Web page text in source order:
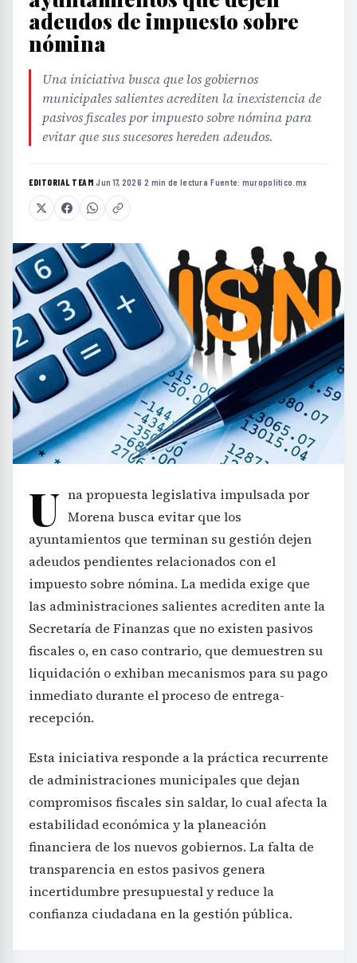
adeudos de impuesto sobre
nómina
Una iniciativa busca que los gobiernos
municipales salientes acrediten la inexistencia de
pasivos fiscales por impuesto sobre nómina para
evitar que sus sucesores hereden adeudos.
EDITORIAL TEAM·Jun 17, 2026·2 min de lectura·Fuente: muropolitico.mx
U na propuesta legislativa impulsada por
Morena busca evitar que los
ayuntamientos que terminan su gestión dejen
adeudos pendientes relacionados con el
impuesto sobre nómina. La medida exige que
las administraciones salientes acrediten ante la
Secretaría de Finanzas que no existen pasivos
fiscales o, en caso contrario, que demuestren su
liquidación o exhiban mecanismos para su pago
inmediato durante el proceso de entrega-
recepción.
Esta iniciativa responde a la práctica recurrente
de administraciones municipales que dejan
compromisos fiscales sin saldar, lo cual afecta la
estabilidad económica y la planeación
financiera de los nuevos gobiernos. La falta de
transparencia en estos pasivos genera
incertidumbre presupuestal y reduce la
confianza ciudadana en la gestión pública.